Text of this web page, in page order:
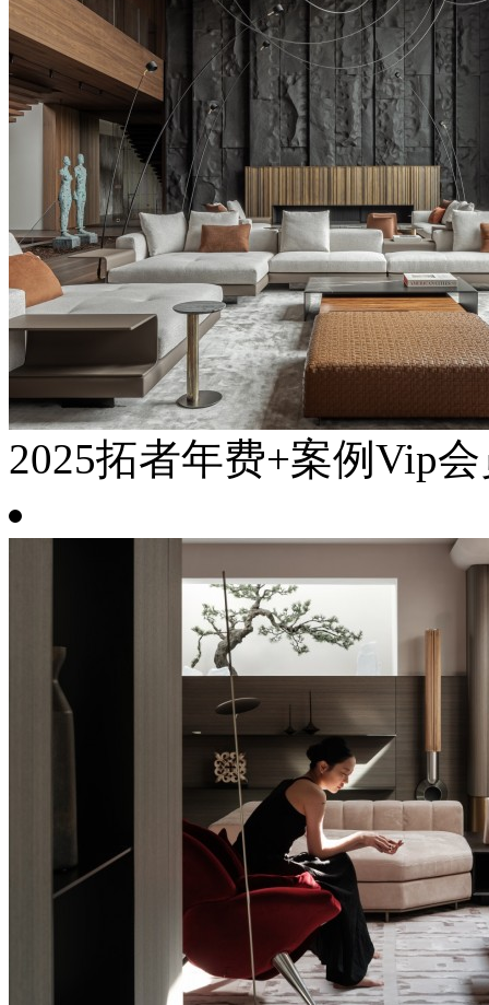
2025拓者年费+案例Vip